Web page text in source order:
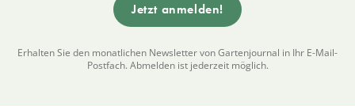
Erhalten Sie den monatlichen Newsletter von Gartenjournal in Ihr E-Mail-
Postfach. Abmelden ist jederzeit möglich.